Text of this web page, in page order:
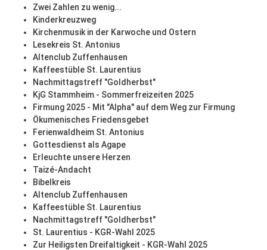
Zwei Zahlen zu wenig...
Kinderkreuzweg
Kirchenmusik in der Karwoche und Ostern
Lesekreis St. Antonius
Altenclub Zuffenhausen
Kaffeestüble St. Laurentius
Nachmittagstreff "Goldherbst"
KjG Stammheim - Sommerfreizeiten 2025
Firmung 2025 - Mit "Alpha" auf dem Weg zur Firmung
Ökumenisches Friedensgebet
Ferienwaldheim St. Antonius
Gottesdienst als Agape
Erleuchte unsere Herzen
Taizé-Andacht
Bibelkreis
Altenclub Zuffenhausen
Kaffeestüble St. Laurentius
Nachmittagstreff "Goldherbst"
St. Laurentius - KGR-Wahl 2025
Zur Heiligsten Dreifaltigkeit - KGR-Wahl 2025